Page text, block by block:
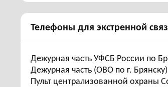
Телефоны для экстренной
Дежурная часть УФСБ России по
Дежурная часть (ОВО по г.
Пульт централизованной охраны